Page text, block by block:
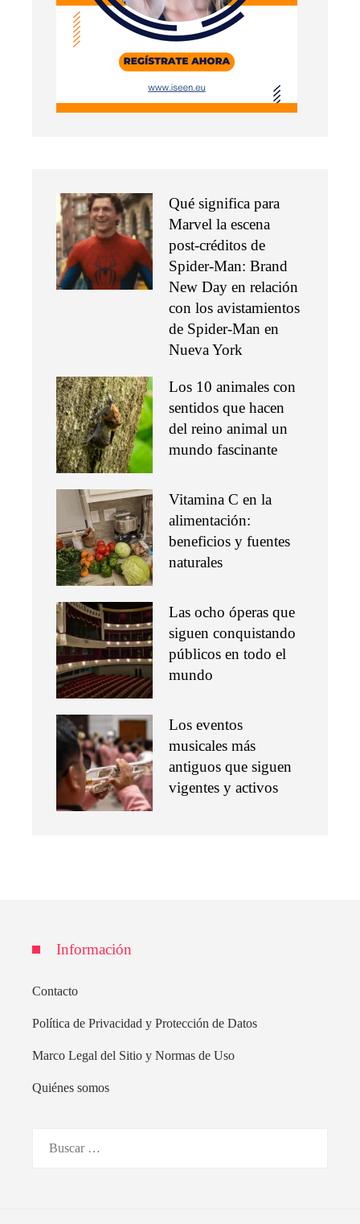
Qué significa para
Marvel la escena
post-créditos de
Spider-Man: Brand
New Day en relación
con los avistamientos
de Spider-Man en
Nueva York
Los 10 animales con
sentidos que hacen
del reino animal un
mundo fascinante
Vitamina C en la
alimentación:
beneficios y fuentes
naturales
Las ocho óperas que
siguen conquistando
públicos en todo el
mundo
Los eventos
musicales más
antiguos que siguen
vigentes y activos
Información
Contacto
Política de Privacidad y Protección de Datos
Marco Legal del Sitio y Normas de Uso
Quiénes somos